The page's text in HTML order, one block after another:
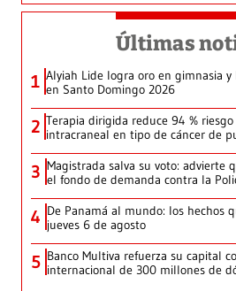
Últimas
1 Alyiah Lide logra oro en gimnasia
en Santo Domingo 2026
2 Terapia dirigida reduce 94 %
intracraneal en tipo de cáncer de
3 Magistrada salva su voto: advierte
el fondo de demanda contra la
4 De Panamá al mundo: los hechos
jueves 6 de agosto
5 Banco Multiva refuerza su capital
internacional de 300 millones de